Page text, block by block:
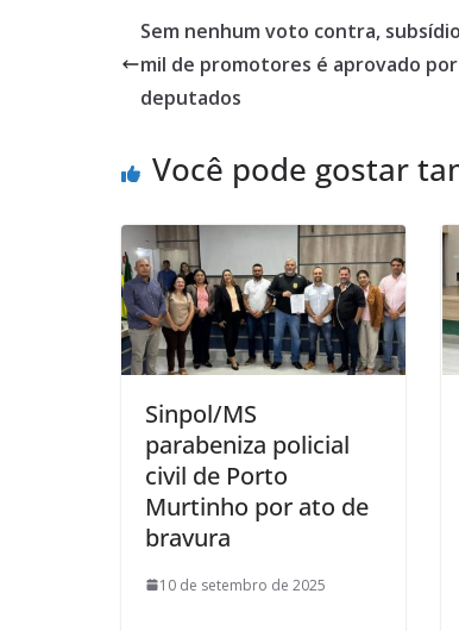
Sem nenhum voto contra,
mil de promotores é aprovado
deputados
Você pode gostar
Sinpol/MS
parabeniza policial
civil de Porto
Murtinho por ato de
bravura
10 de setembro de 2025